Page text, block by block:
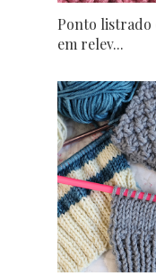
Ponto listrado
em relev...